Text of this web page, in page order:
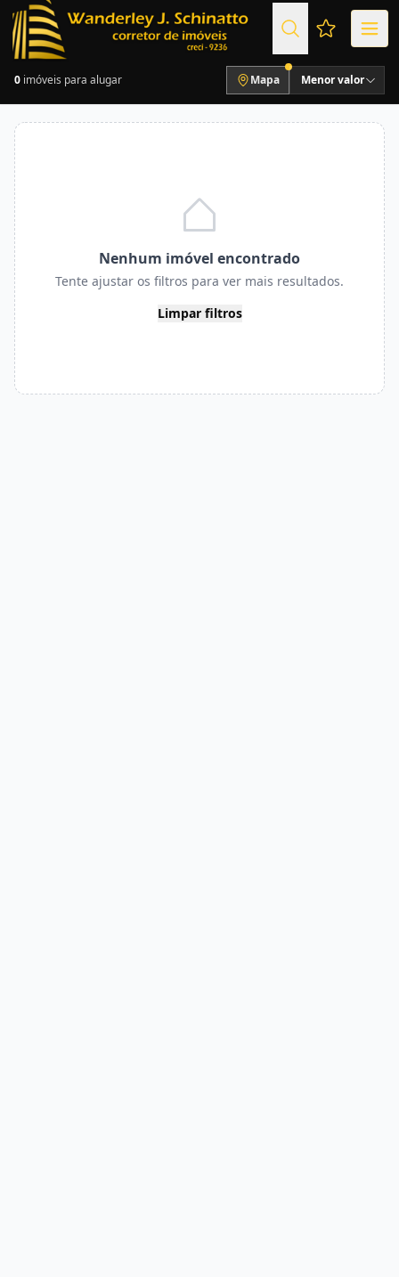
Favoritos
0 imóveis para alugar Mapa Menor valor
Nenhum imóvel encontrado
Tente ajustar os filtros para ver mais resultados.
Limpar filtros